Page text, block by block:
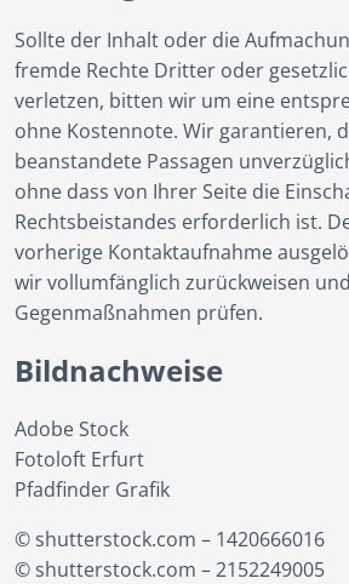
Sollte der Inhalt oder die
fremde Rechte Dritter oder
verletzen, bitten wir um eine
ohne Kostennote. Wir garantieren,
beanstandete Passagen
ohne dass von Ihrer Seite die
Rechtsbeistandes erforderlich ist.
vorherige Kontaktaufnahme
wir vollumfänglich zurückweisen
Gegenmaßnahmen prüfen.
Bildnachweise
Adobe Stock
Fotoloft Erfurt
Pfadfinder Grafik
© shutterstock.com – 1420666016
© shutterstock.com – 2152249005